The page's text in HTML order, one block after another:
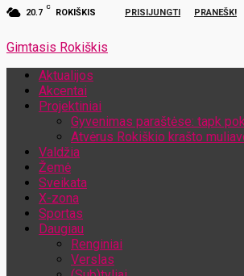
20.7
C
ROKIŠKIS PRISIJUNGTI PRANEŠK!
Gimtasis Rokiškis
Aktualijos
Akcentai
Projektiniai
Gyvenimas paraštėse: tapk
Atvėrus Rokiškio krašto
Valdžia
Žemė
Sveikata
X-zona
Sportas
Daugiau
Renginiai
Verslas